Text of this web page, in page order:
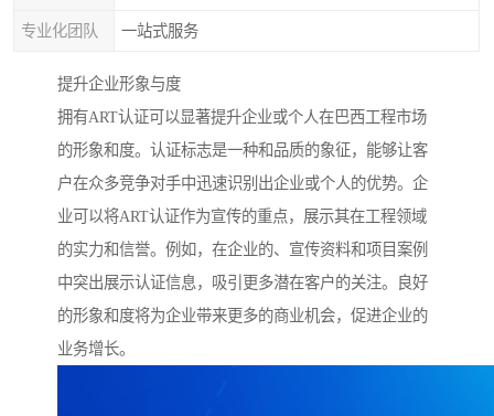
专业化团队 一站式服务
提升企业形象与度
拥有ART认证可以显著提升企业或个人在巴西工程市场
的形象和度。认证标志是一种和品质的象征，能够让客
户在众多竞争对手中迅速识别出企业或个人的优势。企
业可以将ART认证作为宣传的重点，展示其在工程领域
的实力和信誉。例如，在企业的、宣传资料和项目案例
中突出展示认证信息，吸引更多潜在客户的关注。良好
的形象和度将为企业带来更多的商业机会，促进企业的
业务增长。